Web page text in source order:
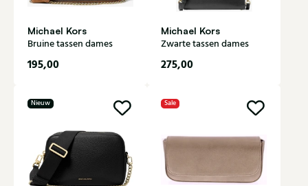
Michael Kors
Bruine tassen dames
195,00
Michael Kors
Zwarte tassen dames
275,00
Nieuw Sale